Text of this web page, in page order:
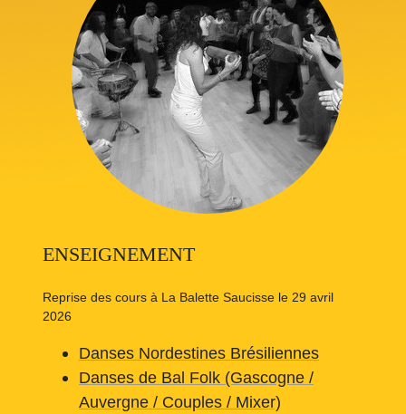
ENSEIGNEMENT
Reprise des cours à La Balette Saucisse le 29 avril
2026
Danses Nordestines Brésiliennes
Danses de Bal Folk (Gascogne /
Auvergne / Couples / Mixer)